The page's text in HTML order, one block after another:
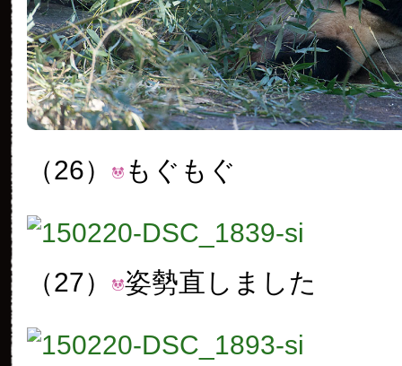
（26） もぐもぐ
（27） 姿勢直しました